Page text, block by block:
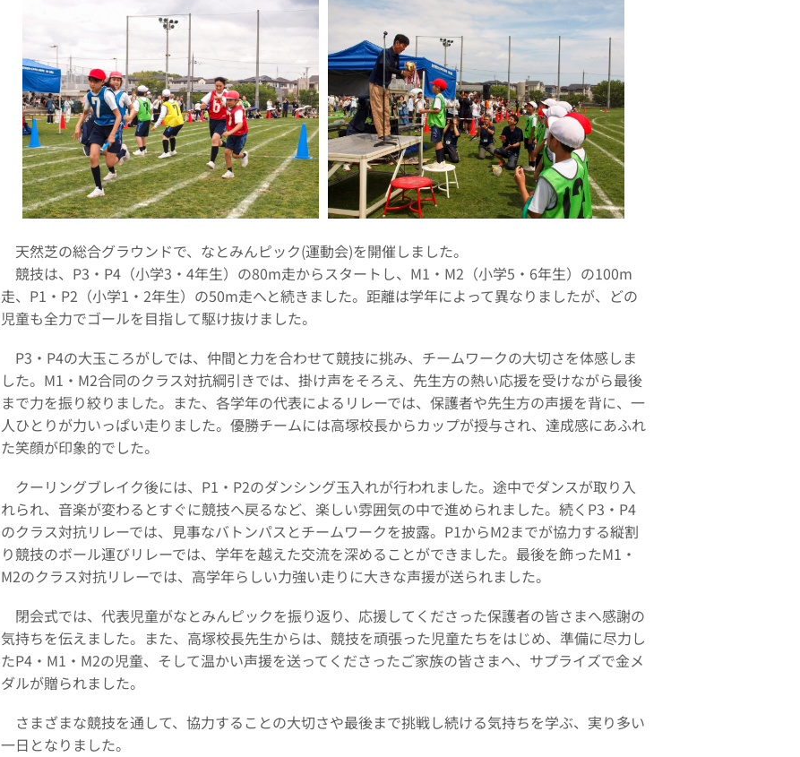
天然芝の総合グラウンドで、なとみんピック(運動会)を開催しました。
競技は、P3・P4（小学3・4年生）の80m走からスタートし、M1・M2（小学5・6年生）の100m
走、P1・P2（小学1・2年生）の50m走へと続きました。距離は学年によって異なりましたが、どの
児童も全力でゴールを目指して駆け抜けました。
P3・P4の大玉ころがしでは、仲間と力を合わせて競技に挑み、チームワークの大切さを体感しま
した。M1・M2合同のクラス対抗綱引きでは、掛け声をそろえ、先生方の熱い応援を受けながら最後
まで力を振り絞りました。また、各学年の代表によるリレーでは、保護者や先生方の声援を背に、一
人ひとりが力いっぱい走りました。優勝チームには高塚校長からカップが授与され、達成感にあふれ
た笑顔が印象的でした。
クーリングブレイク後には、P1・P2のダンシング玉入れが行われました。途中でダンスが取り入
れられ、音楽が変わるとすぐに競技へ戻るなど、楽しい雰囲気の中で進められました。続くP3・P4
のクラス対抗リレーでは、見事なバトンパスとチームワークを披露。P1からM2までが協力する縦割
り競技のボール運びリレーでは、学年を越えた交流を深めることができました。最後を飾ったM1・
M2のクラス対抗リレーでは、高学年らしい力強い走りに大きな声援が送られました。
閉会式では、代表児童がなとみんピックを振り返り、応援してくださった保護者の皆さまへ感謝の
気持ちを伝えました。また、高塚校長先生からは、競技を頑張った児童たちをはじめ、準備に尽力し
たP4・M1・M2の児童、そして温かい声援を送ってくださったご家族の皆さまへ、サプライズで金メ
ダルが贈られました。
さまざまな競技を通して、協力することの大切さや最後まで挑戦し続ける気持ちを学ぶ、実り多い
一日となりました。